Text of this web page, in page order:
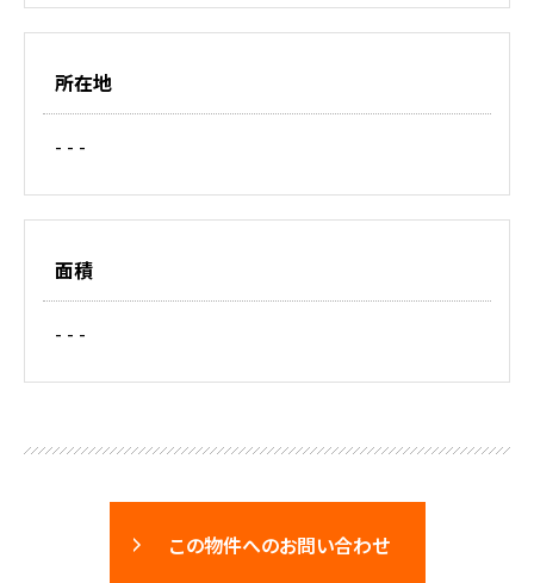
所在地
- - -
面積
- - -
この物件へのお問い合わせ